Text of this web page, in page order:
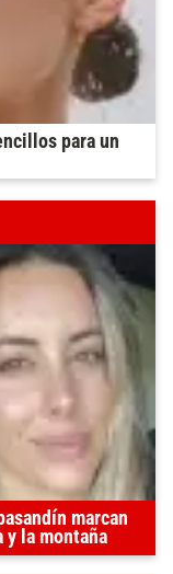
para un
marcan
y la montaña